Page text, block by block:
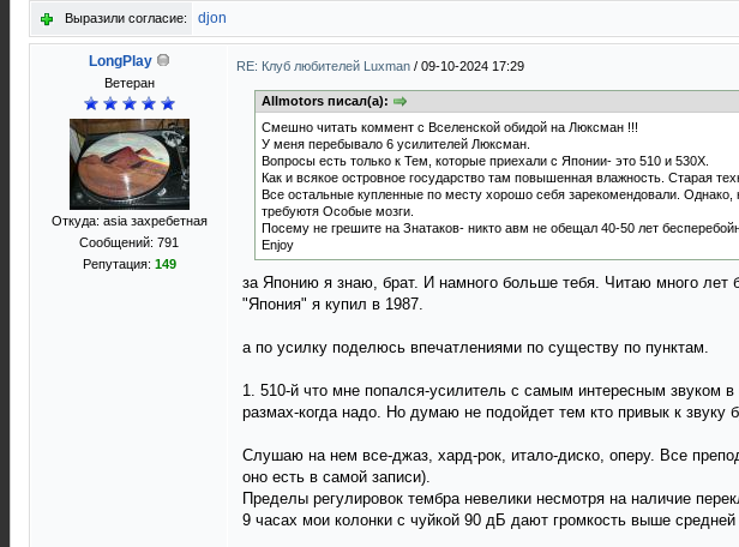
Выразили согласие: djon
LongPlay
Ветеран
Откуда: asia захребетная
Сообщений: 791
Репутация: 149
RE: Клуб любителей Luxman / 09-10-2024 17:29
Allmotors писал(а):
Смешно читать коммент с Вселенской обидой на Люксман !!!
У меня перебывало 6 усилителей Люксман.
Вопросы есть только к Тем, которые приехали с Японии- это 510 и 530Х.
Как и всякое островное государство там повышенная влажность. Старая
Все остальные купленные по месту хорошо себя зарекомендовали. Однако,
требуютя Особые мозги.
Посему не грешите на Знатаков- никто авм не обещал 40-50 лет
Enjoy
за Японию я знаю, брат. И намного больше тебя. Читаю много
"Япония" я купил в 1987.
а по усилку поделюсь впечатлениями по существу по пунктам.
1. 510-й что мне попался-усилитель с самым интересным звуком
размах-когда надо. Но думаю не подойдет тем кто привык к звуку
Слушаю на нем все-джаз, хард-рок, итало-диско, оперу. Все
оно есть в самой записи).
Пределы регулировок тембра невелики несмотря на наличие
9 часах мои колонки с чуйкой 90 дБ дают громкость выше средней